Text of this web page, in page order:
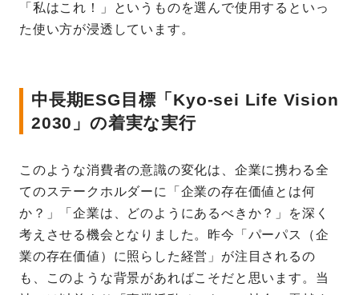
「私はこれ！」というものを選んで使用するといっ
た使い方が浸透しています。
中長期ESG目標「Kyo-sei Life Vision
2030」の着実な実行
このような消費者の意識の変化は、企業に携わる全
てのステークホルダーに「企業の存在価値とは何
か？」「企業は、どのようにあるべきか？」を深く
考えさせる機会となりました。昨今「パーパス（企
業の存在価値）に照らした経営」が注目されるの
も、このような背景があればこそだと思います。当